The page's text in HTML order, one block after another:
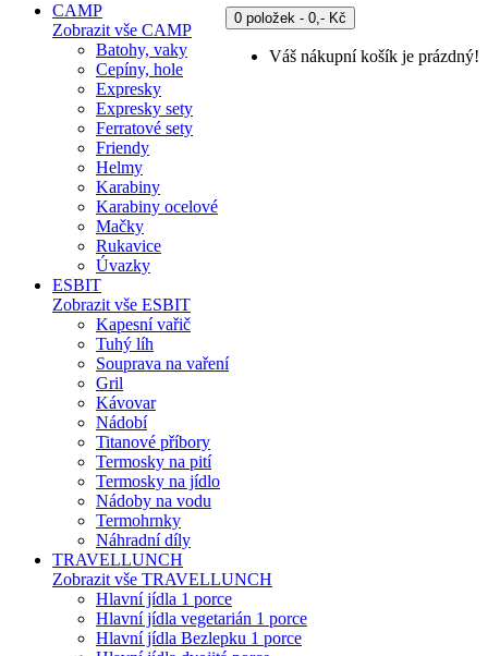
0 položek - 0,- Kč
Váš nákupní košík je prázdný!
CAMP
Zobrazit vše CAMP
Batohy, vaky
Cepíny, hole
Expresky
Expresky sety
Ferratové sety
Friendy
Helmy
Karabiny
Karabiny ocelové
Mačky
Rukavice
Úvazky
ESBIT
Zobrazit vše ESBIT
Kapesní vařič
Tuhý líh
Souprava na vaření
Gril
Kávovar
Nádobí
Titanové příbory
Termosky na pití
Termosky na jídlo
Nádoby na vodu
Termohrnky
Náhradní díly
TRAVELLUNCH
Zobrazit vše TRAVELLUNCH
Hlavní jídla 1 porce
Hlavní jídla vegetarián 1 porce
Hlavní jídla Bezlepku 1 porce